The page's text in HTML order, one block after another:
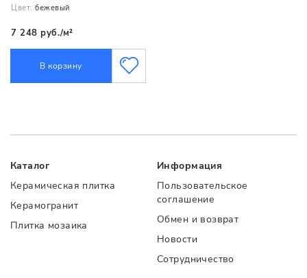
Цвет: бежевый
7 248 руб./м²
В корзину
Каталог
Керамическая плитка
Керамогранит
Плитка мозаика
Информация
Пользовательское
соглашение
Обмен и возврат
Новости
Сотрудничество